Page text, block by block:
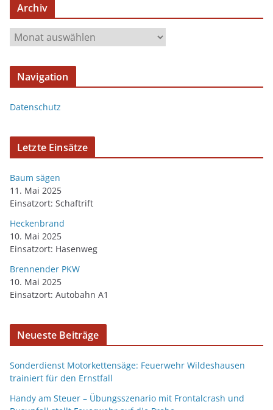
Archiv
Navigation
Datenschutz
Letzte Einsätze
Baum sägen
11. Mai 2025
Einsatzort: Schaftrift
Heckenbrand
10. Mai 2025
Einsatzort: Hasenweg
Brennender PKW
10. Mai 2025
Einsatzort: Autobahn A1
Neueste Beiträge
Sonderdienst Motorkettensäge: Feuerwehr Wildeshausen
trainiert für den Ernstfall
Handy am Steuer – Übungsszenario mit Frontalcrash und